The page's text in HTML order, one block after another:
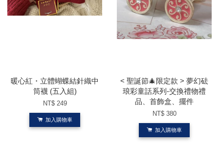
暖心紅・立體蝴蝶結針織中
筒襪 (五入組)
NT$ 249
加入購物車
< 聖誕節🎄限定款 > 夢幻砝
琅彩童話系列-交換禮物禮
品、首飾盒、擺件
NT$ 380
加入購物車